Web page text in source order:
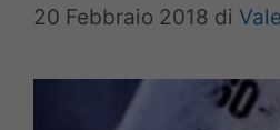
20 Febbraio 2018 di